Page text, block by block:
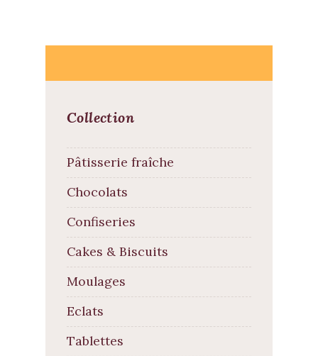
Collection
Pâtisserie fraîche
Chocolats
Confiseries
Cakes & Biscuits
Moulages
Eclats
Tablettes